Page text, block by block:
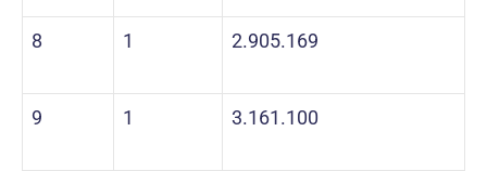
8 1 2.905.169
9 1 3.161.100